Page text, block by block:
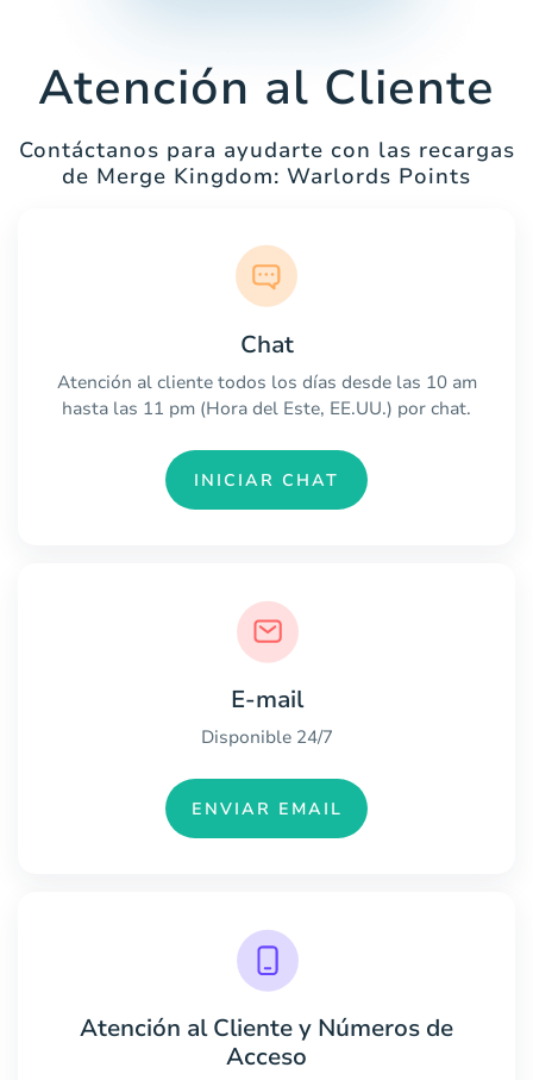
Atención al Cliente
Contáctanos para ayudarte con las recargas
de Merge Kingdom: Warlords Points
Chat
Atención al cliente todos los días desde las 10 am
hasta las 11 pm (Hora del Este, EE.UU.) por chat.
INICIAR CHAT
E-mail
Disponible 24/7
ENVIAR EMAIL
Atención al Cliente y Números de
Acceso